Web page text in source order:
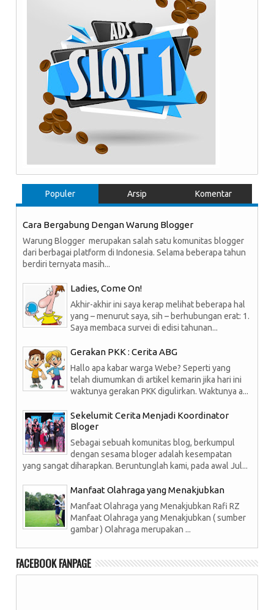
Populer Arsip Komentar
Cara Bergabung Dengan Warung Blogger
Warung Blogger merupakan salah satu komunitas blogger
dari berbagai platform di Indonesia. Selama beberapa tahun
berdiri ternyata masih...
Ladies, Come On!
Akhir-akhir ini saya kerap melihat beberapa hal
yang – menurut saya, sih – berhubungan erat: 1.
Saya membaca survei di edisi tahunan...
Gerakan PKK : Cerita ABG
Hallo apa kabar warga Webe? Seperti yang
telah diumumkan di artikel kemarin jika hari ini
waktunya gerakan PKK digulirkan. Waktunya a...
Sekelumit Cerita Menjadi Koordinator
Bloger
Sebagai sebuah komunitas blog, berkumpul
dengan sesama bloger adalah kesempatan
yang sangat diharapkan. Beruntunglah kami, pada awal Jul...
Manfaat Olahraga yang Menakjubkan
Manfaat Olahraga yang Menakjubkan Rafi RZ
Manfaat Olahraga yang Menakjubkan ( sumber
gambar ) Olahraga merupakan ...
FACEBOOK FANPAGE